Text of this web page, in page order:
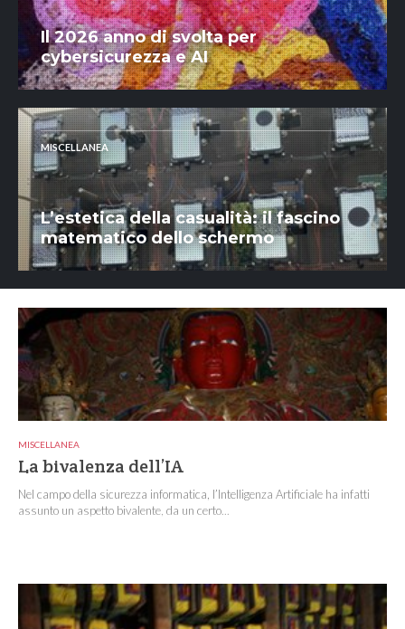
Il 2026 anno di svolta per
cybersicurezza e AI
MISCELLANEA
L’estetica della casualità: il fascino
matematico dello schermo
MISCELLANEA
La bivalenza dell’IA
Nel campo della sicurezza informatica, l’Intelligenza Artificiale ha infatti
assunto un aspetto bivalente, da un certo...